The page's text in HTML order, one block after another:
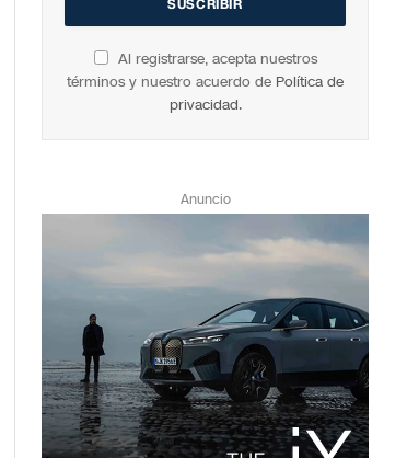
Al registrarse, acepta nuestros
términos y nuestro acuerdo de Política de
privacidad.
Anuncio